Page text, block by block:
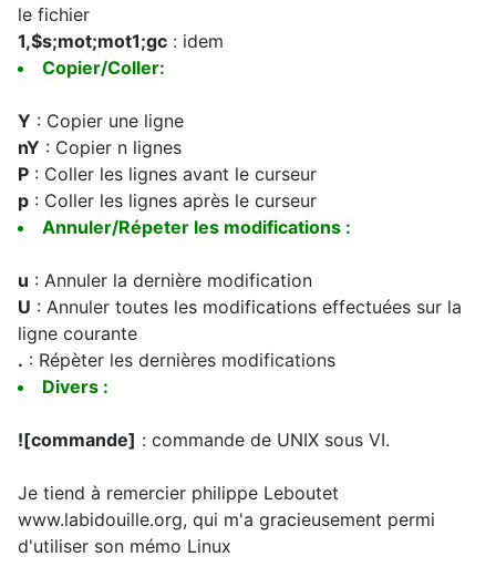
le fichier
1,$s;mot;mot1;gc : idem
Copier/Coller:
Y : Copier une ligne
nY : Copier n lignes
P : Coller les lignes avant le curseur
p : Coller les lignes après le curseur
Annuler/Répeter les modifications :
u : Annuler la dernière modification
U : Annuler toutes les modifications effectuées sur la
ligne courante
. : Répèter les dernières modifications
Divers :
![commande] : commande de UNIX sous VI.
Je tiend à remercier philippe Leboutet
www.labidouille.org, qui m'a gracieusement permi
d'utiliser son mémo Linux